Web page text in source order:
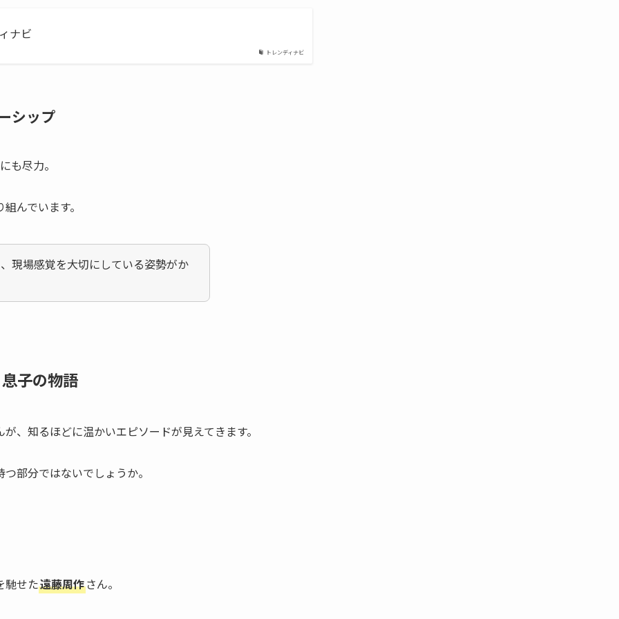
トレンディナビ
ナビ
シップ
も尽力。
んでいます。
現場感覚を大切にしている姿勢がか
子の物語
、知るほどに温かいエピソードが見えてきます。
部分ではないでしょうか。
馳せた遠藤周作さん。